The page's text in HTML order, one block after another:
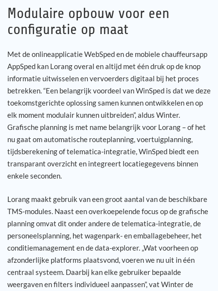
Modulaire opbouw voor een
configuratie op maat
Met de onlineapplicatie WebSped en de mobiele chauffeursapp
AppSped kan Lorang overal en altijd met één druk op de knop
informatie uitwisselen en vervoerders digitaal bij het proces
betrekken. “Een belangrijk voordeel van WinSped is dat we deze
toekomstgerichte oplossing samen kunnen ontwikkelen en op
elk moment modulair kunnen uitbreiden”, aldus Winter.
Grafische planning is met name belangrijk voor Lorang – of het
nu gaat om automatische routeplanning, voertuigplanning,
tijdsberekening of telematica-integratie, WinSped biedt een
transparant overzicht en integreert locatiegegevens binnen
enkele seconden.
Lorang maakt gebruik van een groot aantal van de beschikbare
TMS-modules. Naast een overkoepelende focus op de grafische
planning omvat dit onder andere de telematica-integratie, de
personeelsplanning, het wagenpark- en emballagebeheer, het
conditiemanagement en de data-explorer. „Wat voorheen op
afzonderlijke platforms plaatsvond, voeren we nu uit in één
centraal systeem. Daarbij kan elke gebruiker bepaalde
weergaven en filters individueel aanpassen”, vat Winter de